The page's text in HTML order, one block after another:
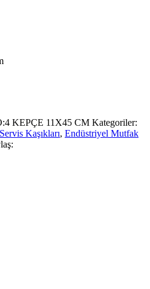
KEPÇE 11X45 CM Kategoriler:
Kaşıkları, Endüstriyel Mutfak